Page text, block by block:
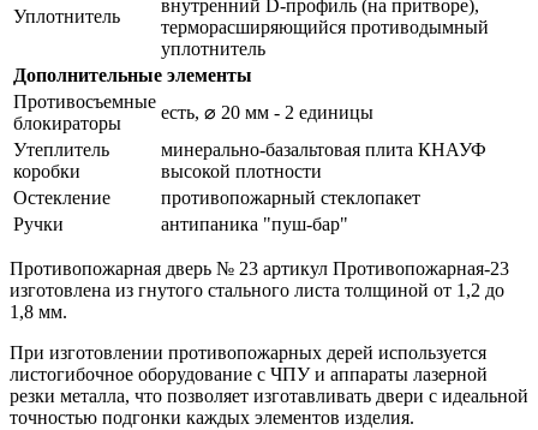
Уплотнитель
внутренний D-профиль (на притворе),
терморасширяющийся противодымный
уплотнитель
Дополнительные элементы
Противосъемные
блокираторы
есть, ⌀ 20 мм - 2 единицы
Утеплитель
коробки
минерально-базальтовая плита КНАУФ
высокой плотности
Остекление
противопожарный стеклопакет
Ручки
антипаника "пуш-бар"
Противопожарная дверь № 23 артикул Противопожарная-23
изготовлена из гнутого стального листа толщиной от 1,2 до
1,8 мм.
При изготовлении противопожарных дерей используется
листогибочное оборудование с ЧПУ и аппараты лазерной
резки металла, что позволяет изготавливать двери с идеальной
точностью подгонки каждых элементов изделия.